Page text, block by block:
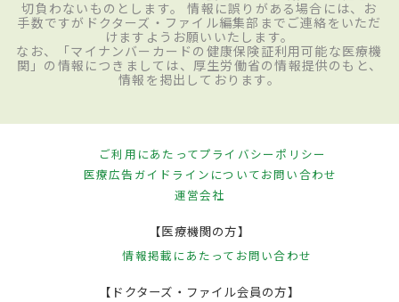
切負わないものとします。 情報に誤りがある場合には、お
手数ですがドクターズ・ファイル編集部までご連絡をいただ
けますようお願いいたします。
なお、「マイナンバーカードの健康保険証利用可能な医療機
関」の情報につきましては、厚生労働省の情報提供のもと、
情報を掲出しております。
ご利用にあたってプライバシーポリシー
医療広告ガイドラインについてお問い合わせ
運営会社
【医療機関の方】
情報掲載にあたって お問い合わせ
【ドクターズ・ファイル会員の方】